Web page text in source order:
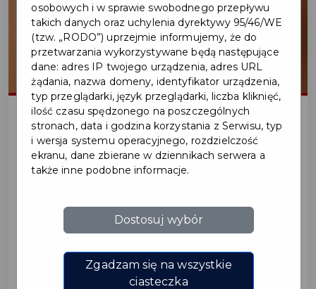
2024-12-02
PROGRAMU CZYSTE
POWIETRZE – W TROSCE
O BENEFICJENTÓW
osobowych i w sprawie swobodnego przepływu
takich danych oraz uchylenia dyrektywy 95/46/WE
(tzw. „RODO”) uprzejmie informujemy, że do
przetwarzania wykorzystywane będą następujące
dane: adres IP twojego urządzenia, adres URL
żądania, nazwa domeny, identyfikator urządzenia,
typ przeglądarki, język przeglądarki, liczba kliknięć,
ilość czasu spędzonego na poszczególnych
stronach, data i godzina korzystania z Serwisu, typ
i wersja systemu operacyjnego, rozdzielczość
ekranu, dane zbierane w dziennikach serwera a
także inne podobne informacje.
Dostosuj wybór
Zgadzam się na wszystkie
ciasteczka